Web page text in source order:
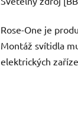
Rose-One je
Montáž svítidla
elektrických